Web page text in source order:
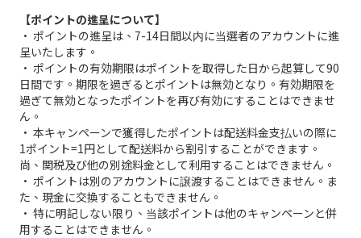
【ポイントの進呈について】
• ポイントの進呈は、7-14日間以内に当選者のアカウントに進
呈いたします。
• ポイントの有効期限はポイントを取得した日から起算して90
日間です。期限を過ぎるとポイントは無効となり。有効期限を
過ぎて無効となったポイントを再び有効にすることはできませ
ん。
• 本キャンペーンで獲得したポイントは配送料金支払いの際に
1ポイント=1円として配送料から割引することができます。
尚、関税及び他の別途料金として利用することはできません。
• ポイントは別のアカウントに譲渡することはできません。ま
た、現金に交換することもできません。
• 特に明記しない限り、当該ポイントは他のキャンペーンと併
用することはできません。